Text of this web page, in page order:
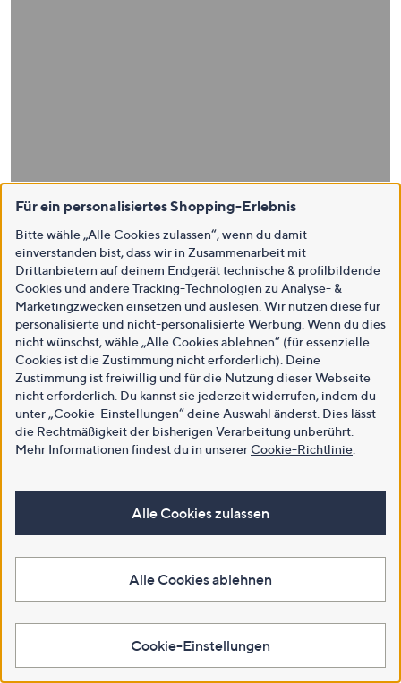
Für ein personalisiertes Shopping-Erlebnis
Bitte wähle „Alle Cookies zulassen“, wenn du damit
einverstanden bist, dass wir in Zusammenarbeit mit
Drittanbietern auf deinem Endgerät technische & profilbildende
Cookies und andere Tracking-Technologien zu Analyse- &
Marketingzwecken einsetzen und auslesen. Wir nutzen diese für
personalisierte und nicht-personalisierte Werbung. Wenn du dies
nicht wünschst, wähle „Alle Cookies ablehnen“ (für essenzielle
Cookies ist die Zustimmung nicht erforderlich). Deine
Zustimmung ist freiwillig und für die Nutzung dieser Webseite
nicht erforderlich. Du kannst sie jederzeit widerrufen, indem du
unter „Cookie-Einstellungen“ deine Auswahl änderst. Dies lässt
die Rechtmäßigkeit der bisherigen Verarbeitung unberührt.
Mehr Informationen findest du in unsererCookie-Richtlinie
Alle Cookies zulassen
Alle Cookies ablehnen
Cookie-Einstellungen